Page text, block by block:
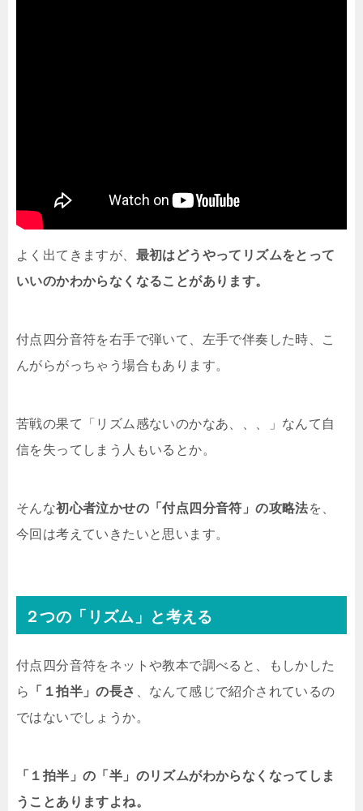
よく出てきますが、 最初はどうやってリズムをとって
いいのかわからなくなることがあります。
付点四分音符を右手で弾いて、左手で伴奏した時、こ
んがらがっちゃう場合もあります。
苦戦の果て「リズム感ないのかなあ、、、」なんて自
信を失ってしまう人もいるとか。
そんな初心者泣かせの「付点四分音符」の攻略法を、
今回は考えていきたいと思います。
２つの「リズム」と考える
付点四分音符をネットや教本で調べると、もしかした
ら
「１拍半」の長さ
、なんて感じで紹介されているの
ではないでしょうか。
「１拍半」の「半」のリズムがわからなくなってしま
うことありますよね。